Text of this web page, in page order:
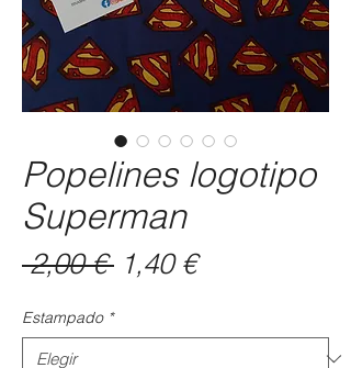
Popelines logotipo
Superman
2,00 € Precio
1,40 €Precio
oferta
Estampado *